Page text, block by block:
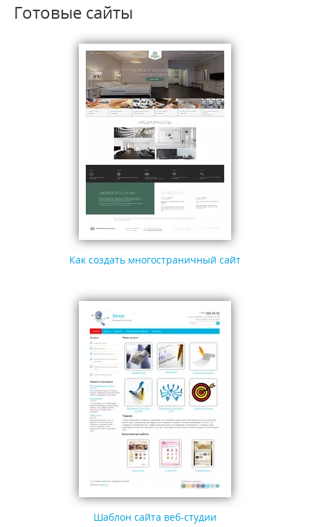
Готовые сайты
Как создать многостраничный сайт
Шаблон сайта веб-студии